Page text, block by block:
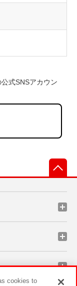
式SNSアカウン
cookies to